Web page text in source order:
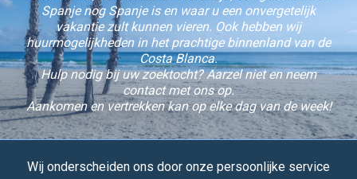
Spanje nog Spanje is en waar u een onvergetelijk
vakantie zult kunnen vieren. Ook hebben wij
huurmogelijkheden in het prachtige binnenland van de
Costa Blanca.
Hulp nodig bij uw zoektocht? Aarzel niet en neem
contact met ons op.
Aankomen en vertrekken kan op elke dag van de week!
Wij onderscheiden ons door onze persoonlijke service